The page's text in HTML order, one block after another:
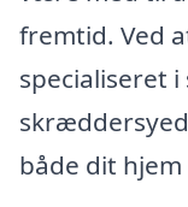
fremtid. Ved
specialiseret i
både dit